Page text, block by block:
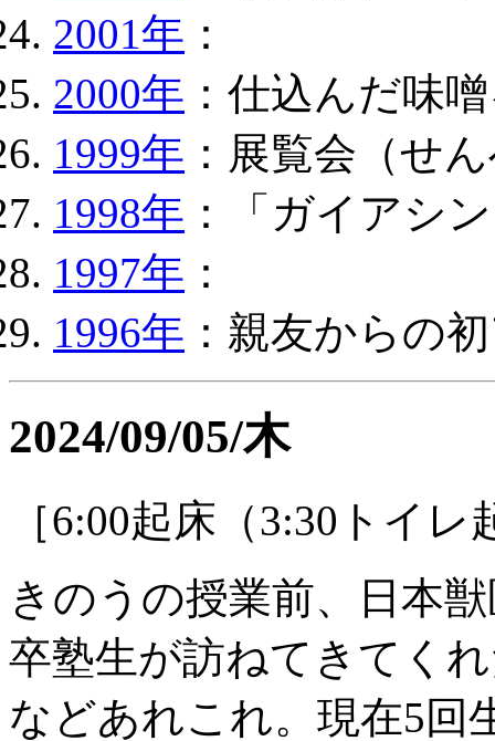
2001年 ：
2000年 ：仕込んだ味
1999年 ：展覧会（せ
1998年 ：「ガイアシ
1997年 ：
1996年 ：親友からの
2024/09/05/木
［6:00起床（3:30トイ
きのうの授業前、日本
卒塾生が訪ねてきてく
などあれこれ。現在5回